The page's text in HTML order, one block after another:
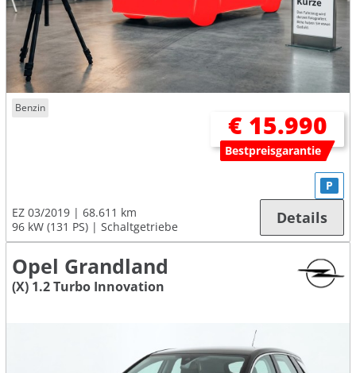
Benzin
€ 15.990
Bestpreisgarantie
EZ 03/2019
68.611 km
96 kW (131 PS)
Schaltgetriebe
P
Details
Opel Grandland
(X) 1.2 Turbo Innovation